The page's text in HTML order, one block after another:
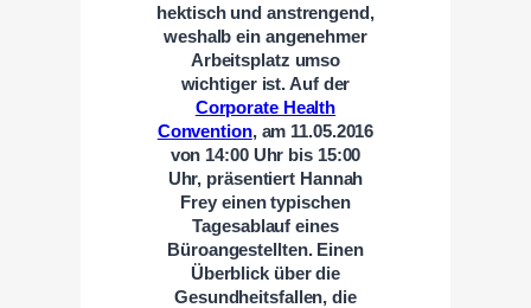
hektisch und anstrengend,
weshalb ein angenehmer
Arbeitsplatz umso
wichtiger ist. Auf der
Corporate Health
Convention, am 11.05.2016
von 14:00 Uhr bis 15:00
Uhr, präsentiert Hannah
Frey einen typischen
Tagesablauf eines
Büroangestellten. Einen
Überblick über die
Gesundheitsfallen, die